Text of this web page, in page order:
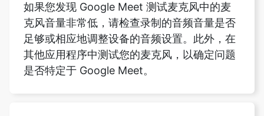
如果您发现 Google Meet 测试麦克风中的麦
克风音量非常低，请检查录制的音频音量是否
足够或相应地调整设备的音频设置。此外，在
其他应用程序中测试您的麦克风，以确定问题
是否特定于 Google Meet。